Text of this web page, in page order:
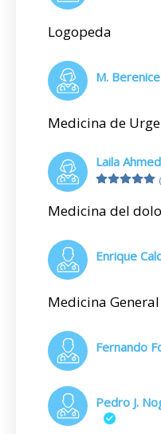
Logopeda
M.
Medicina de
Laila
Medicina del
Enrique
Medicina General
Fernando
Pedro J.